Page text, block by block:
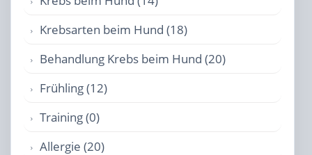
Krebsarten beim Hund (18)
Behandlung Krebs beim Hund (20)
Frühling (12)
Training (0)
Allergie (20)